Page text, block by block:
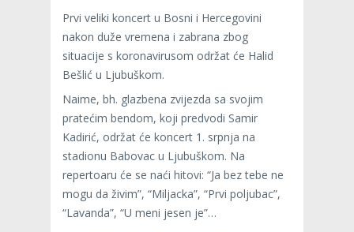
Prvi veliki koncert u Bosni i Hercegovini
nakon duže vremena i zabrana zbog
situacije s koronavirusom održat će Halid
Bešlić u Ljubuškom.
Naime, bh. glazbena zvijezda sa svojim
pratećim bendom, koji predvodi Samir
Kadirić, održat će koncert 1. srpnja na
stadionu Babovac u Ljubuškom. Na
repertoaru će se naći hitovi: “Ja bez tebe ne
mogu da živim”, “Miljacka”, “Prvi poljubac”,
“Lavanda”, “U meni jesen je”…